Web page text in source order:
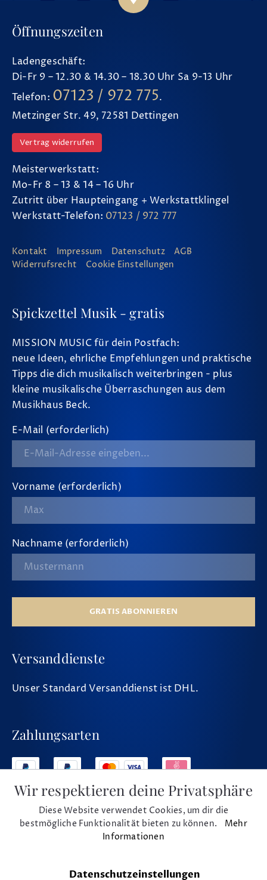
Öffnungszeiten
Ladengeschäft:
Di-Fr 9 – 12.30 & 14.30 – 18.30 Uhr Sa 9-13 Uhr
Telefon: 07123 / 972 775.
Metzinger Str. 49, 72581 Dettingen
Vertrag widerrufen
Meisterwerkstatt:
Mo-Fr 8 – 13 & 14 – 16 Uhr
Zutritt über Haupteingang + Werkstattklingel
Werkstatt-Telefon: 07123 / 972 777
Kontakt Impressum Datenschutz
AGB
Widerrufsrecht
Cookie Einstellungen
Spickzettel Musik - gratis
MISSION MUSIC für dein Postfach:
neue Ideen, ehrliche Empfehlungen und praktische
Tipps die dich musikalisch weiterbringen - plus
kleine musikalische Überraschungen aus dem
Musikhaus Beck.
E-Mail (erforderlich)
Vorname (erforderlich)
Nachname (erforderlich)
GRATIS ABONNIEREN
Versanddienste
Unser Standard Versanddienst ist DHL.
Zahlungsarten
Social Media
Wir respektieren deine Privatsphäre
Diese Website verwendet Cookies, um dir die
bestmögliche Funktionalität bieten zu können. Mehr
Informationen
Datenschutzeinstellungen